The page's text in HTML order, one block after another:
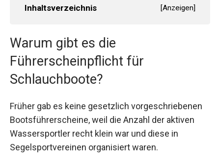
Inhaltsverzeichnis [Anzeigen]
Warum gibt es die
Führerscheinpflicht für
Schlauchboote?
Früher gab es keine gesetzlich vorgeschriebenen
Bootsführerscheine, weil die Anzahl der aktiven
Wassersportler recht klein war und diese in
Segelsportvereinen organisiert waren.